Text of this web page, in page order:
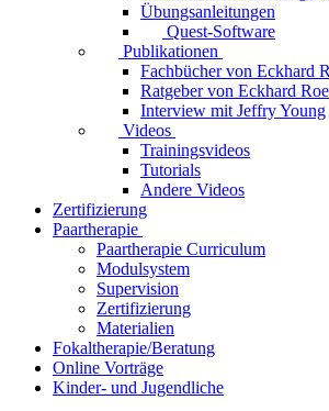
Übungsanleitungen
Quest-Software
Publikationen
Fachbücher von Eckhard
Ratgeber von Eckhard
Interview mit Jeffry Young
Videos
Trainingsvideos
Tutorials
Andere Videos
Zertifizierung
Paartherapie
Paartherapie Curriculum
Modulsystem
Supervision
Zertifizierung
Materialien
Fokaltherapie/Beratung
Online Vorträge
Kinder- und Jugendliche